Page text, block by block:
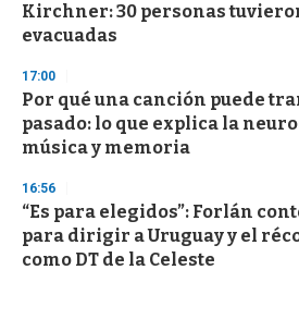
Kirchner: 30 personas
evacuadas
17:00
Por qué una canción puede
pasado: lo que explica la
música y memoria
16:56
“Es para elegidos”: Forlán
para dirigir a Uruguay y el
como DT de la Celeste